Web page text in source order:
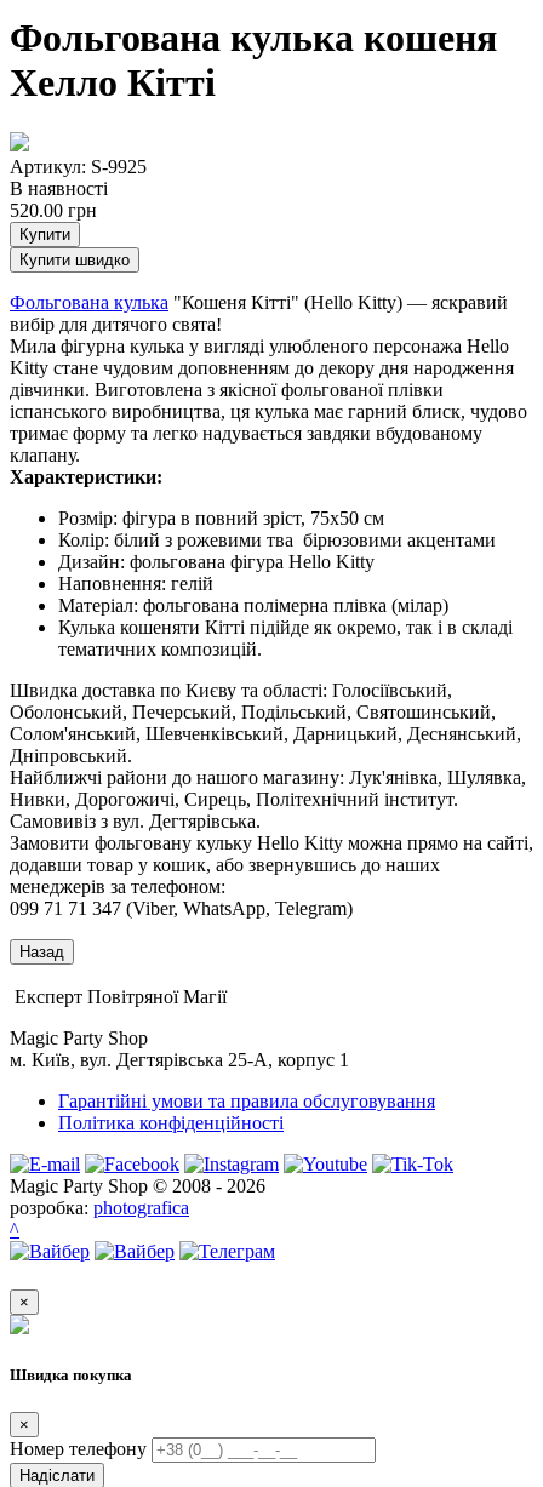
Фольгована кулька кошеня
Хелло Кітті
Артикул: S-9925
В наявності
520.00 грн
Купити
Купити швидко
Фольгована кулька "Кошеня Кітті" (Hello Kitty) — яскравий
вибір для дитячого свята!
Мила фігурна кулька у вигляді улюбленого персонажа Hello
Kitty стане чудовим доповненням до декору дня народження
дівчинки. Виготовлена з якісної фольгованої плівки
іспанського виробництва, ця кулька має гарний блиск, чудово
тримає форму та легко надувається завдяки вбудованому
клапану.
Характеристики:
Розмір: фігура в повний зріст, 75х50 см
Колір: білий з рожевими тва бірюзовими акцентами
Дизайн: фольгована фігура Hello Kitty
Наповнення: гелій
Матеріал: фольгована полімерна плівка (мілар)
Кулька кошеняти Кітті підійде як окремо, так і в складі
тематичних композицій.
Швидка доставка по Києву та області: Голосіївський,
Оболонський, Печерський, Подільський, Святошинський,
Солом'янський, Шевченківський, Дарницький, Деснянський,
Дніпровський.
Найближчі райони до нашого магазину: Лук'янівка, Шулявка,
Нивки, Дорогожичі, Сирець, Політехнічний інститут.
Самовивіз з вул. Дегтярівська.
Замовити фольговану кульку Hello Kitty можна прямо на сайті,
додавши товар у кошик, або звернувшись до наших
менеджерів за телефоном:
099 71 71 347 (Viber, WhatsApp, Telegram)
Експерт Повітряної Магії
Magic Party Shop
м. Київ, вул. Дегтярівська 25-А, корпус 1
Гарантійні умови та правила обслуговування
Політика конфіденційності
Magic Party Shop © 2008 - 2026
розробка: photografica
^
×
Швидка покупка
×
Номер телефону
Надіслати